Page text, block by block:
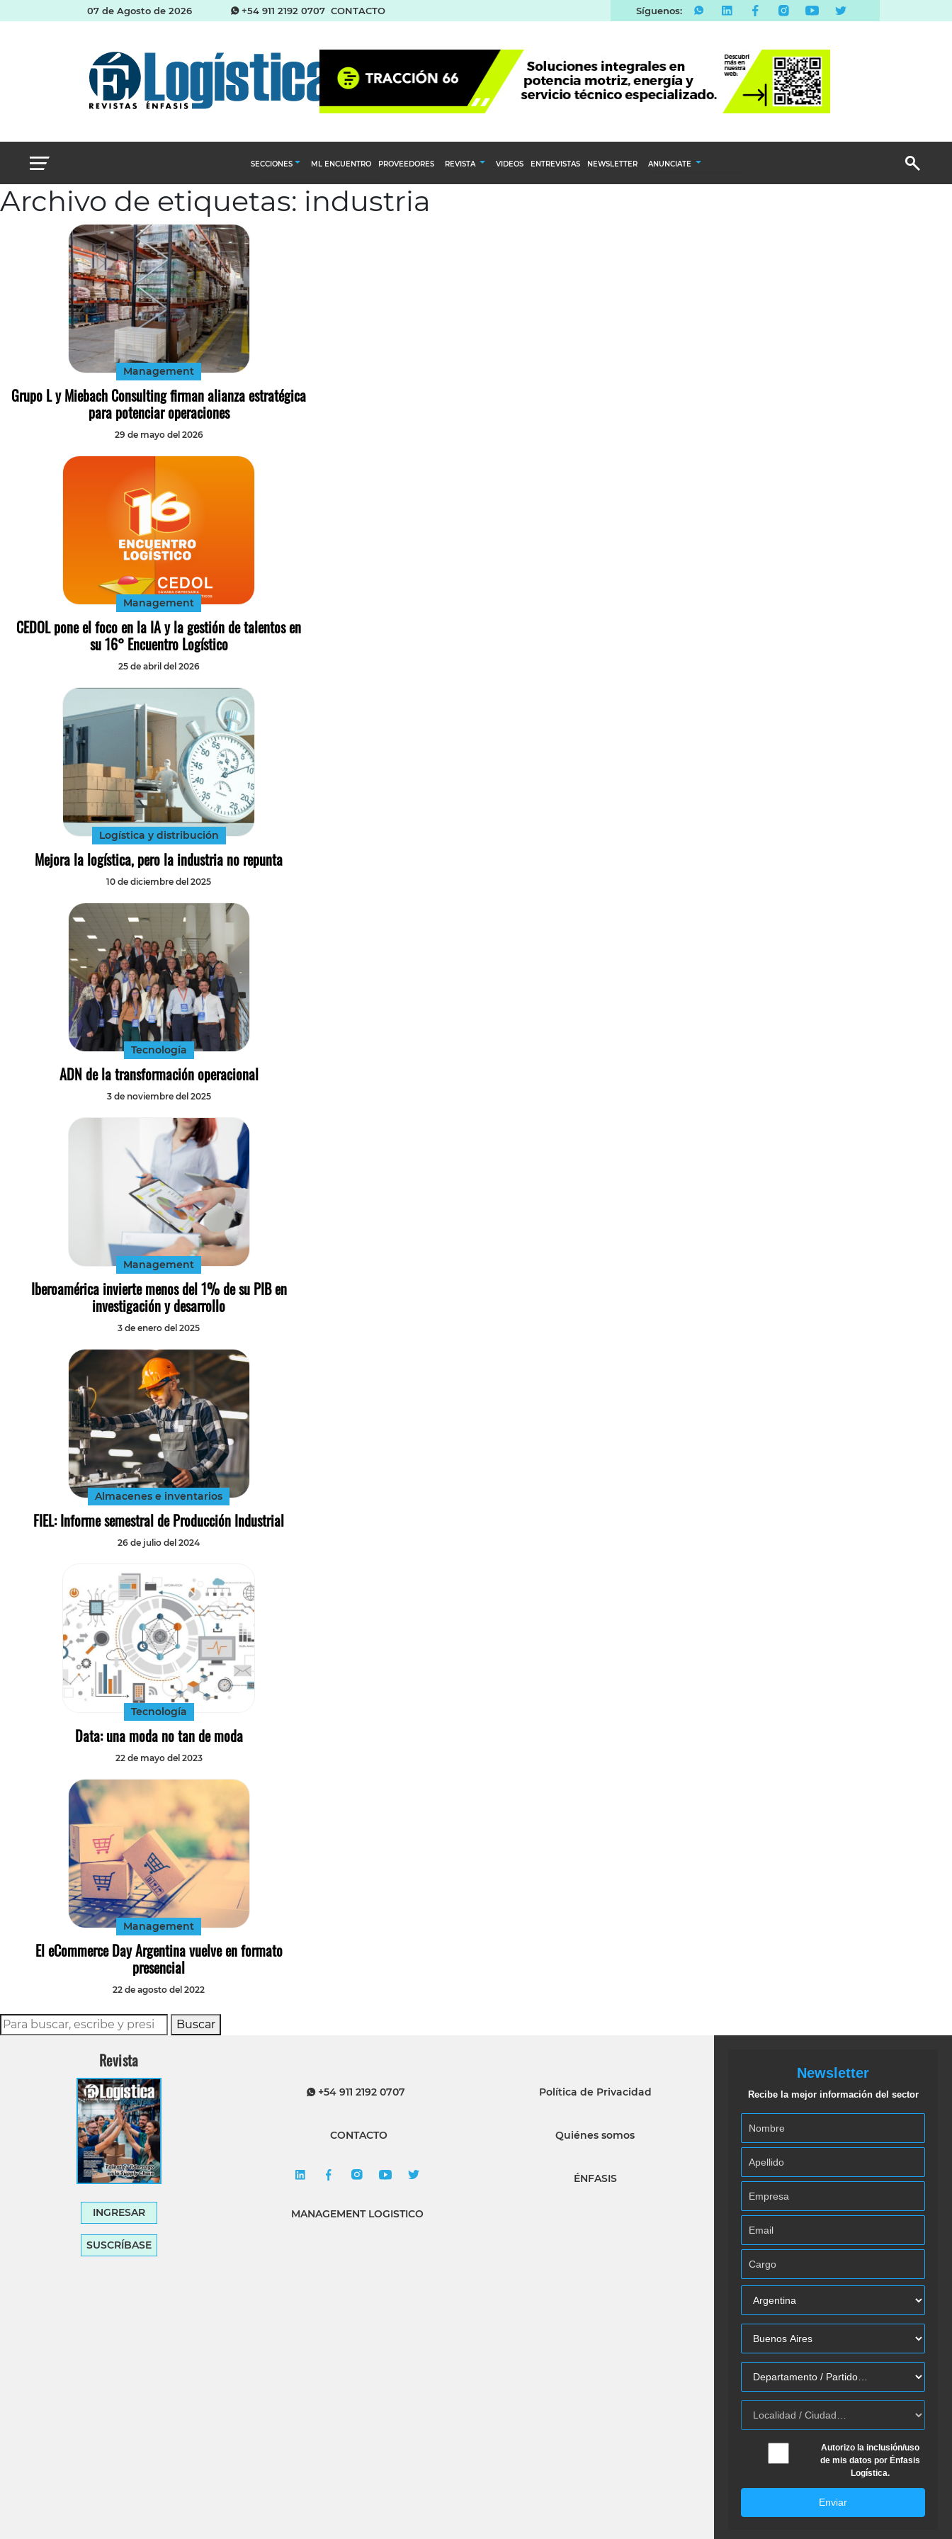
07 de Agosto de 2026 +54 911 2192 0707 CONTACTO Síguenos:
SECCIONES
Abastecimiento y compras
ML ENCUENTRO PROVEEDORES REVISTA VIDEOS ENTREVISTAS NEWSLETTER ANUNCIATE
Archivo de etiquetas: industria
Management
Grupo L y Miebach Consulting firman alianza estratégica
para potenciar operaciones
29 de mayo del 2026
Management
CEDOL pone el foco en la IA y la gestión de talentos en
su 16° Encuentro Logístico
25 de abril del 2026
Logística y distribución
Mejora la logística, pero la industria no repunta
10 de diciembre del 2025
Tecnología
ADN de la transformación operacional
3 de noviembre del 2025
Management
Iberoamérica invierte menos del 1% de su PIB en
investigación y desarrollo
3 de enero del 2025
Almacenes e inventarios
FIEL: Informe semestral de Producción Industrial
26 de julio del 2024
Tecnología
Data: una moda no tan de moda
22 de mayo del 2023
Management
El eCommerce Day Argentina vuelve en formato
presencial
22 de agosto del 2022
Buscar
Revista
INGRESAR
SUSCRÍBASE
+54 911 2192 0707
CONTACTO
MANAGEMENT LOGISTICO
Política de Privacidad
Quiénes somos
ÉNFASIS
Newsletter
Recibe la mejor información del sector
Autorizo la inclusión/uso
de mis datos por Énfasis
Logística.
Enviar